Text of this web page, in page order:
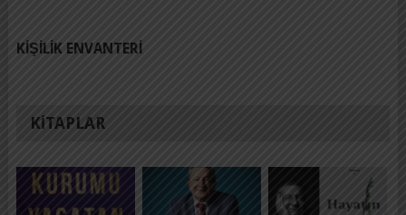
KIŞILIK ENVANTERI
KITAPLAR